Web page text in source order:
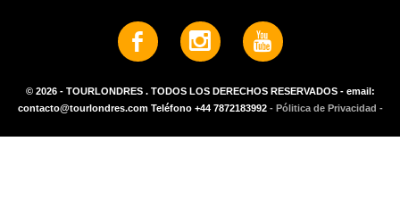
© 2026 - TOURLONDRES . TODOS LOS DERECHOS RESERVADOS - email:
contacto@tourlondres.com Teléfono +44 7872183992 - Pólitica de Privacidad -